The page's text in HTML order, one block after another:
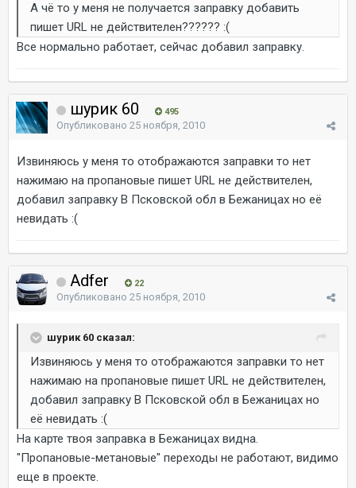
А чё то у меня не получается заправку добавить
пишет URL не действителен?????? :(
Все нормально работает, сейчас добавил заправку.
шурик 60 495
Опубликовано 25 ноября, 2010
Извиняюсь у меня то отображаются заправки то нет
нажимаю на пропановые пишет URL не действителен,
добавил заправку В Псковской обл в Бежаницах но её
невидать :(
Adfer 22
Опубликовано 25 ноября, 2010
шурик 60 сказал:
Извиняюсь у меня то отображаются заправки то нет
нажимаю на пропановые пишет URL не действителен,
добавил заправку В Псковской обл в Бежаницах но
её невидать :(
На карте твоя заправка в Бежаницах видна.
"Пропановые-метановые" переходы не работают, видимо
еще в проекте.